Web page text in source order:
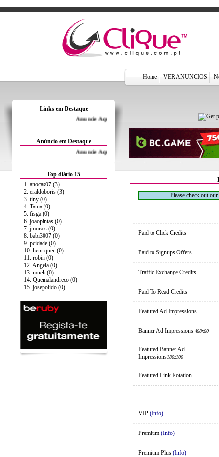
Home VER ANUNCIOS
Links em Destaque
Anuncie Aqui por 1.5€/Mês
Anúncio em Destaque
Anuncie Aqui por 1.5€/Mês
Top diário 15
1. anocas07 (3)
2. eraldoboris (3)
3. tiny (0)
4. Tania (0)
5. fisga (0)
6. joaopintas (0)
7. jmorais (0)
8. babi3007 (0)
9. pcidade (0)
10. henriquec (0)
11. robin (0)
12. Angela (0)
13. muek (0)
14. Quemalandreco (0)
15. josepolido (0)
Please check out
Paid to Click Credits
Paid to Signups Offers
Traffic Exchange Credits
Paid To Read Credits
Featured Ad Impressions
Banner Ad Impressions 468x60
Featured Banner Ad
Impressions180x100
Featured Link Rotation
VIP (Info)
Premium (Info)
Premium Plus (Info)